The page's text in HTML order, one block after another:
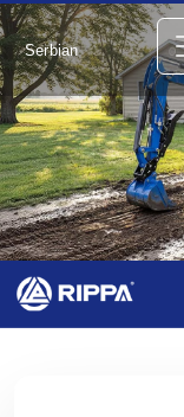
Serbian